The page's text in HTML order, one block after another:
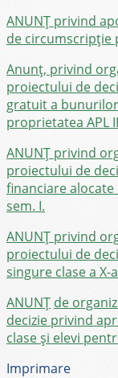
ANUNȚ privind
de circumscripție
Anunț, privind
proiectului de
gratuit a
proprietatea APL II
ANUNȚ privind
proiectului de
financiare
sem. I.
ANUNȚ privind
proiectului de
singure clase a X-
ANUNȚ de
decizie privind
clase și elevi
Imprimare